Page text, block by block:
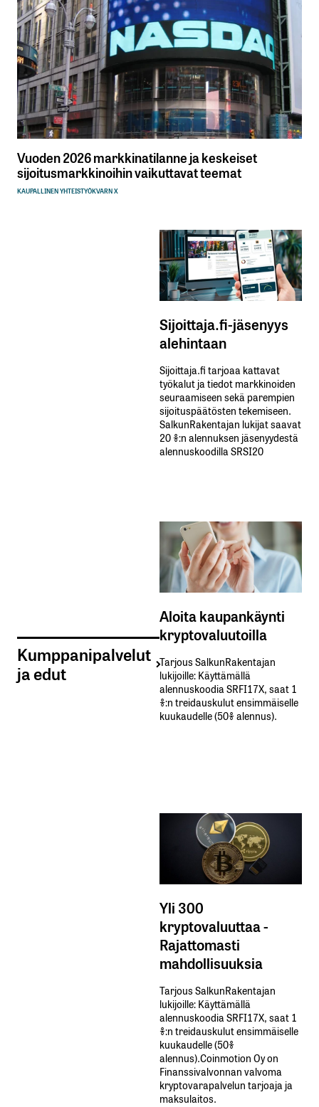
Vuoden 2026 markkinatilanne ja keskeiset
sijoitusmarkkinoihin vaikuttavat teemat
KAUPALLINEN YHTEISTYÖKVARN X
Kumppanipalvelut
ja edut
Sijoittaja.fi-jäsenyys
alehintaan
Sijoittaja.fi tarjoaa kattavat
työkalut ja tiedot markkinoiden
seuraamiseen sekä parempien
sijoituspäätösten tekemiseen.
SalkunRakentajan lukijat saavat
20 %:n alennuksen jäsenyydestä
alennuskoodilla SRSI20
Aloita kaupankäynti
kryptovaluutoilla
Tarjous SalkunRakentajan
lukijoille: Käyttämällä​ ​
alennuskoodia​ ​SRFI17X,​ ​saat​ ​1
%:n treidauskulut​ ​ensimmäiselle​ ​
kuukaudelle​ ​(50%​ ​alennus).
Yli 300
kryptovaluuttaa -
Rajattomasti
mahdollisuuksia
Tarjous SalkunRakentajan
lukijoille: Käyttämällä​ ​
alennuskoodia​ ​SRFI17X,​ ​saat​ ​1
%:n treidauskulut​ ​ensimmäiselle​ ​
kuukaudelle​ ​(50%​ ​
alennus).Coinmotion Oy on
Finanssivalvonnan valvoma
kryptovarapalvelun tarjoaja ja
maksulaitos.